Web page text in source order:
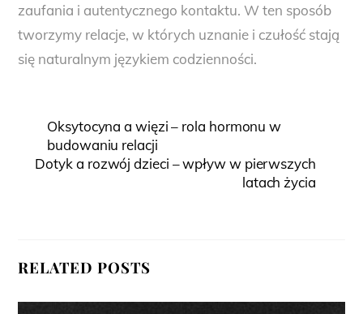
zaufania i autentycznego kontaktu. W ten sposób
tworzymy relacje, w których uznanie i czułość stają
się naturalnym językiem codzienności.
Oksytocyna a więzi – rola hormonu w
budowaniu relacji
Dotyk a rozwój dzieci – wpływ w pierwszych
latach życia
RELATED POSTS